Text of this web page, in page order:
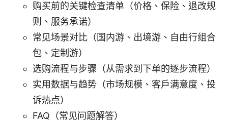
购买前的关键检查清单（价格、保险、退改规
则、服务承诺）
常见场景对比（国内游、出境游、自由行组合
包、定制游）
选购流程与步骤（从需求到下单的逐步流程）
实用数据与趋势（市场规模、客户满意度、投
诉热点）
FAQ（常见问题解答）